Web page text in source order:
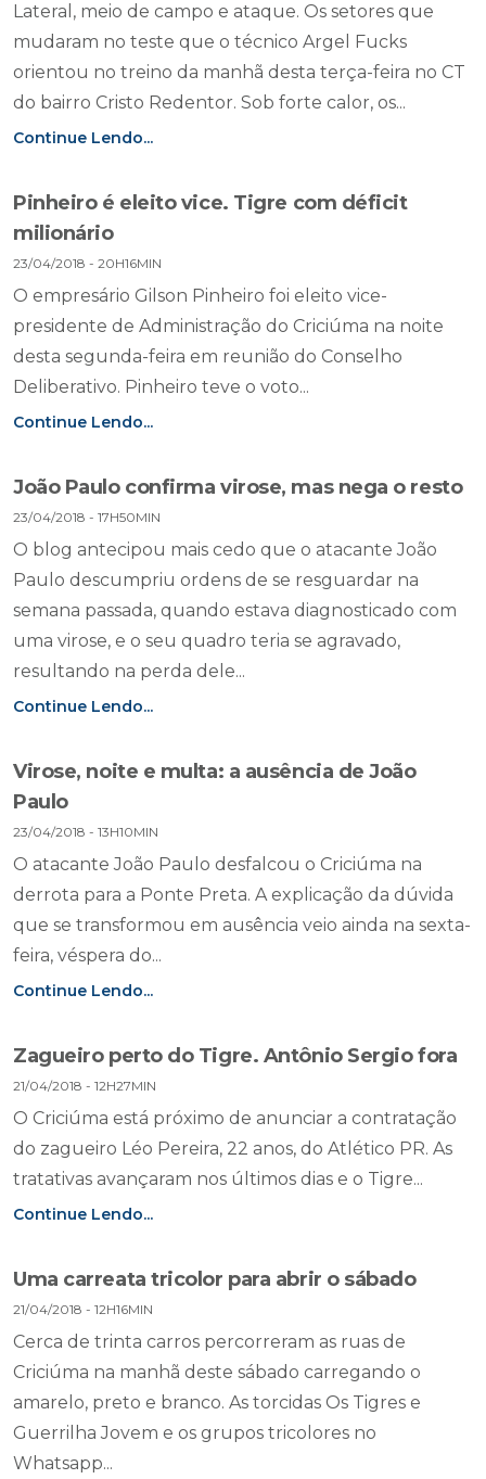
Lateral, meio de campo e ataque. Os setores que
mudaram no teste que o técnico Argel Fucks
orientou no treino da manhã desta terça-feira no CT
do bairro Cristo Redentor. Sob forte calor, os...
Continue Lendo...
Pinheiro é eleito vice. Tigre com déficit
milionário
23/04/2018 - 20H16MIN
O empresário Gilson Pinheiro foi eleito vice-
presidente de Administração do Criciúma na noite
desta segunda-feira em reunião do Conselho
Deliberativo. Pinheiro teve o voto...
Continue Lendo...
João Paulo confirma virose, mas nega o resto
23/04/2018 - 17H50MIN
O blog antecipou mais cedo que o atacante João
Paulo descumpriu ordens de se resguardar na
semana passada, quando estava diagnosticado com
uma virose, e o seu quadro teria se agravado,
resultando na perda dele...
Continue Lendo...
Virose, noite e multa: a ausência de João
Paulo
23/04/2018 - 13H10MIN
O atacante João Paulo desfalcou o Criciúma na
derrota para a Ponte Preta. A explicação da dúvida
que se transformou em ausência veio ainda na sexta-
feira, véspera do...
Continue Lendo...
Zagueiro perto do Tigre. Antônio Sergio fora
21/04/2018 - 12H27MIN
O Criciúma está próximo de anunciar a contratação
do zagueiro Léo Pereira, 22 anos, do Atlético PR. As
tratativas avançaram nos últimos dias e o Tigre...
Continue Lendo...
Uma carreata tricolor para abrir o sábado
21/04/2018 - 12H16MIN
Cerca de trinta carros percorreram as ruas de
Criciúma na manhã deste sábado carregando o
amarelo, preto e branco. As torcidas Os Tigres e
Guerrilha Jovem e os grupos tricolores no
Whatsapp...